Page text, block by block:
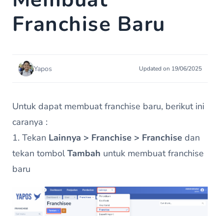
Franchise Baru
Yapos Updated on 19/06/2025
Untuk dapat membuat franchise baru, berikut ini
caranya :
1. Tekan Lainnya > Franchise > Franchise dan
tekan tombolTambah untuk membuat franchise
baru